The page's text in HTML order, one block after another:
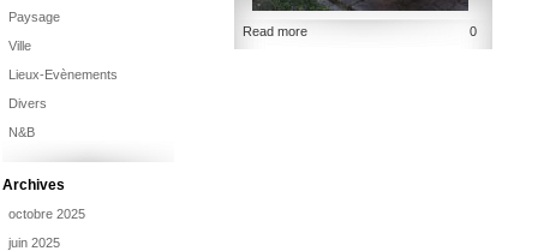
Read more 0
Paysage
Ville
Lieux-Evènements
Divers
N&B
Archives
octobre 2025
juin 2025